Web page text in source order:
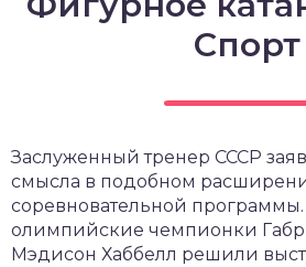
Спорт
Заслуженный тренер CCCР
смысла в подобном
соревновательной
олимпийские чемпионки
Мэдисон Хаббелл решили